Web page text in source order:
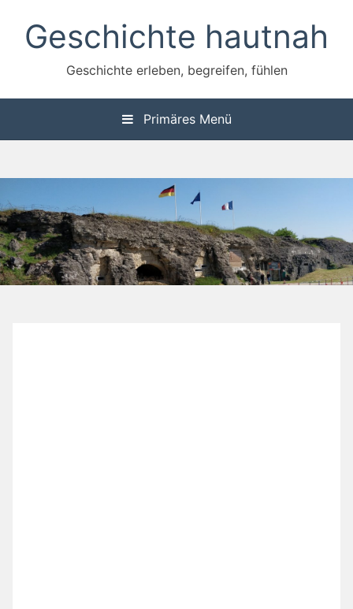
Inhalt
springenGeschichte hautnah
Geschichte erleben, begreifen, fühlen
Primäres Menü